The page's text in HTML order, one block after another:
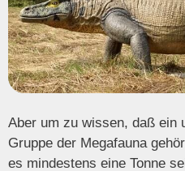
Aber um zu wissen, daß ein
Gruppe der Megafauna
es mindestens eine Tonne